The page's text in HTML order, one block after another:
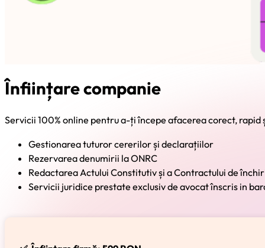
Înființare companie
Servicii 100% online pentru a-ți începe afacerea corect,
Gestionarea tuturor cererilor și declarațiilor
Rezervarea denumirii la ONRC
Redactarea Actului Constitutiv și a Contractului de
Servicii juridice prestate exclusiv de avocat înscris in